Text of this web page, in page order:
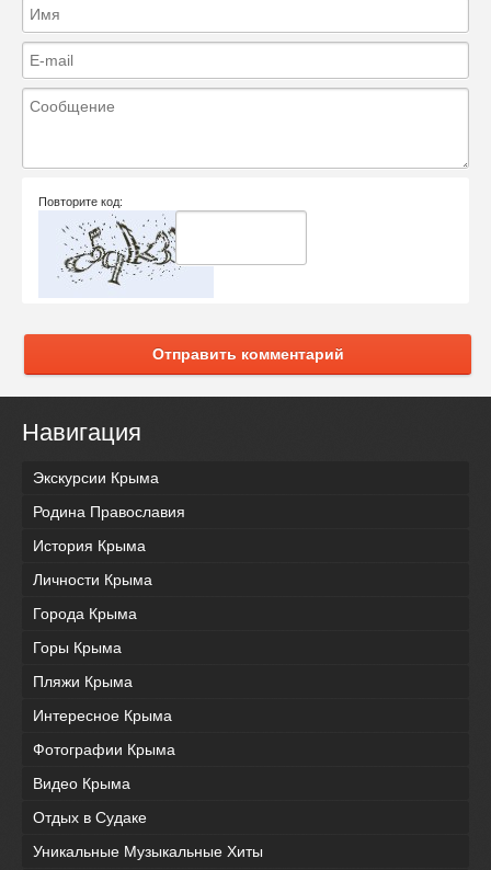
Повторите код:
Отправить комментарий
Навигация
Экскурсии Крыма
Родина Православия
История Крыма
Личности Крыма
Города Крыма
Горы Крыма
Пляжи Крыма
Интересное Крыма
Фотографии Крыма
Видео Крыма
Отдых в Судаке
Уникальные Музыкальные Хиты